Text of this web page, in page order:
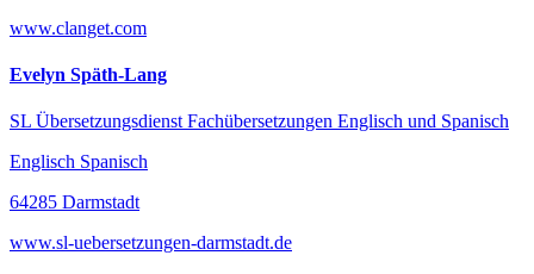
www.clanget.com
Evelyn Späth-Lang
SL Übersetzungsdienst Fachübersetzungen Englisch und Spanisch
Englisch Spanisch
64285 Darmstadt
www.sl-uebersetzungen-darmstadt.de